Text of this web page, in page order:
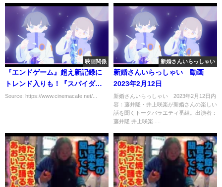
映画関係
『エンドゲーム』超え新記録に
トレンド入りも！『スパイダー
マン』最新作、日本の劇場版予
Source: https://www.cinemacafe.net/...
新婚さんいらっしゃい
新婚さんいらっしゃい 動画
2023年2月12日
新婚さんいらっしゃい 2023年2月12日内
容：藤井隆・井上咲楽が新婚さんの楽しい
話を聞くトークバラエティ番組。出演者：
藤井隆 井上咲楽.....